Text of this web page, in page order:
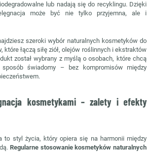
lub nadają się do recyklingu. Dzięki
może być nie tylko przyjemna, ale i
szeroki wybór naturalnych kosmetyków do
które łączą siłę ziół, olejów roślinnych i ekstraktów
został wybrany z myślą o osobach, które chcą
świadomy – bez kompromisów między
kosmetykami – zalety i efekty
to styl życia, który opiera się na harmonii między
Regularne stosowanie kosmetyków naturalnych